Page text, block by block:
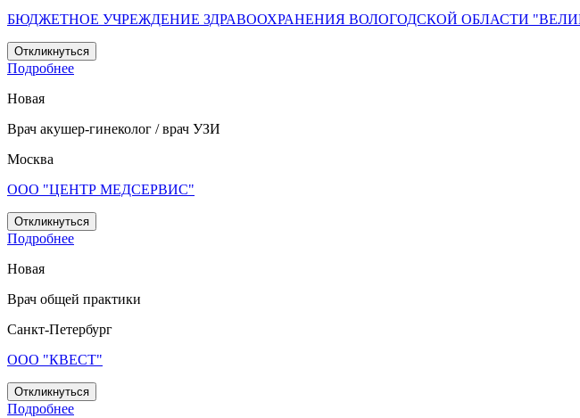
БЮДЖЕТНОЕ УЧРЕЖДЕНИЕ ЗДРАВООХРАНЕНИЯ ВОЛОГОДСКОЙ ОБЛАСТИ
Откликнуться
Подробнее
Новая
Врач акушер-гинеколог / врач УЗИ
Москва
ООО "ЦЕНТР МЕДСЕРВИС"
Откликнуться
Подробнее
Новая
Врач общей практики
Санкт-Петербург
ООО "КВЕСТ"
Откликнуться
Подробнее